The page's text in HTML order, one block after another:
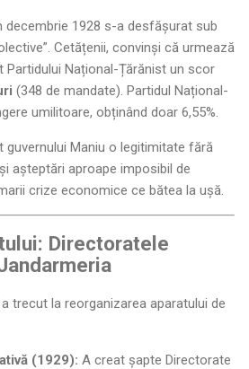
decembrie 1928 s-a desfășurat sub
Cetățenii, convinși că urmează
Partidului Național-Țărănist un scor
(348 de mandate). Partidul Național-
umilitoare, obținând doar 6,55%.
Maniu o legitimitate fără
așteptări aproape imposibil de
crize economice ce bătea la ușă.
Directoratele
trecut la reorganizarea aparatului de
(1929): A creat șapte Directorate